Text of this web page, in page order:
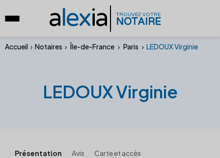
alexia TROUVEZ VOTRE
NOTAIRE
Accueil Notaires Île-de-France Paris LEDOUX Virginie
LEDOUX Virginie
Présentation Avis Carte et accès